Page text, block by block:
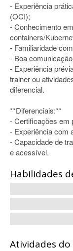
- Experiência
(OCI);
- Conhecimento
containers/
- Familiaridade
- Boa
- Experiência
trainer ou
diferencial.
**Diferenciais:**
- Certificações em
- Experiência com
- Capacidade de
e acessível.
Habilidades
Atividades